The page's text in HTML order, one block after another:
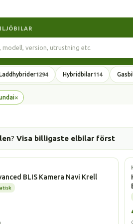
1294 Hybridbilar114
×
? Visa billigaste elbilar först
BLIS Kamera Navi Krell